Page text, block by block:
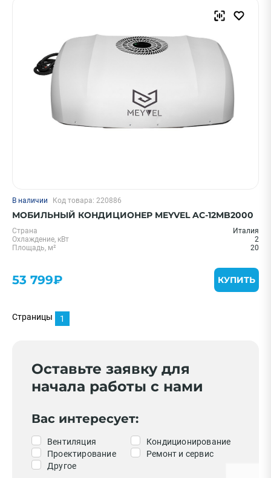
В наличии Код товара: 220886
МОБИЛЬНЫЙ КОНДИЦИОНЕР MEYVEL AC-12MB2000
Страна
Италия
Охлаждение, кВт
2
Площадь, м²
20
53 799₽ КУПИТЬ
Страницы 1
Оставьте заявку для
начала работы с нами
Вас интересует:
Вентиляция
Кондиционирование
Проектирование
Ремонт и сервис
Другое